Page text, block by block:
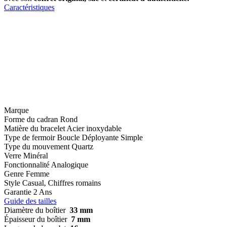
Caractéristiques
Marque
Forme du cadran Rond
Matière du bracelet Acier inoxydable
Type de fermoir Boucle Déployante Simple
Type du mouvement Quartz
Verre Minéral
Fonctionnalité Analogique
Genre Femme
Style Casual, Chiffres romains
Garantie 2 Ans
Guide des tailles
Diamètre du boîtier 33 mm
Épaisseur du boîtier 7 mm